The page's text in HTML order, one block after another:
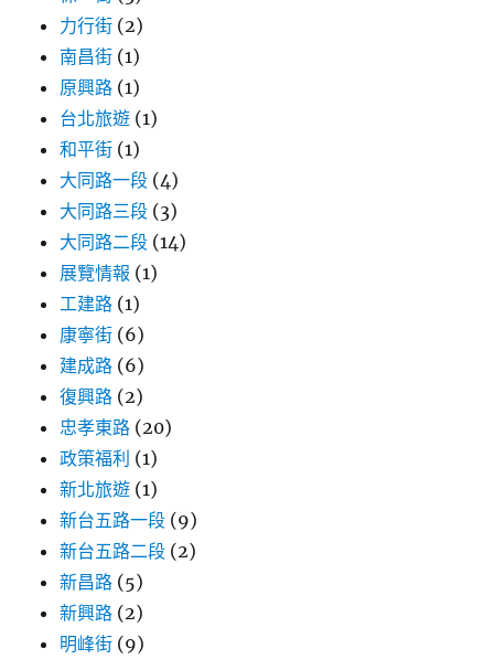
力行街 (2)
南昌街 (1)
原興路 (1)
台北旅遊 (1)
和平街 (1)
大同路一段 (4)
大同路三段 (3)
大同路二段 (14)
展覽情報 (1)
工建路 (1)
康寧街 (6)
建成路 (6)
復興路 (2)
忠孝東路 (20)
政策福利 (1)
新北旅遊 (1)
新台五路一段 (9)
新台五路二段 (2)
新昌路 (5)
新興路 (2)
明峰街 (9)